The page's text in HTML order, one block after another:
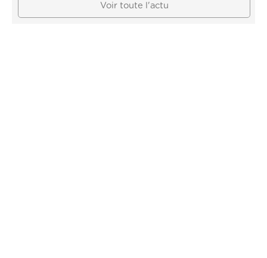
Voir toute l'actu